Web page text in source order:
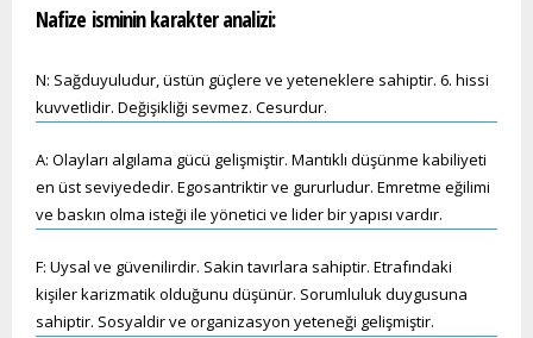
Nafize isminin karakter analizi:
N: Sağduyuludur, üstün güçlere ve yeteneklere sahiptir. 6. hissi
kuvvetlidir. Değişikliği sevmez. Cesurdur.
A: Olayları algılama gücü gelişmiştir. Mantıklı düşünme kabiliyeti
en üst seviyededir. Egosantriktir ve gururludur. Emretme eğilimi
ve baskın olma isteği ile yönetici ve lider bir yapısı vardır.
F: Uysal ve güvenilirdir. Sakin tavırlara sahiptir. Etrafındaki
kişiler karizmatik olduğunu düşünür. Sorumluluk duygusuna
sahiptir. Sosyaldir ve organizasyon yeteneği gelişmiştir.